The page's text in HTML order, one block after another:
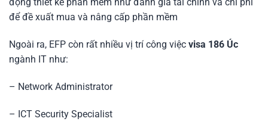
để đề xuất mua và nâng cấp phần mềm
Ngoài ra, EFP còn rất nhiều vị trí công việc visa 186 Úc
ngành IT như:
– Network Administrator
– ICT Security Specialist